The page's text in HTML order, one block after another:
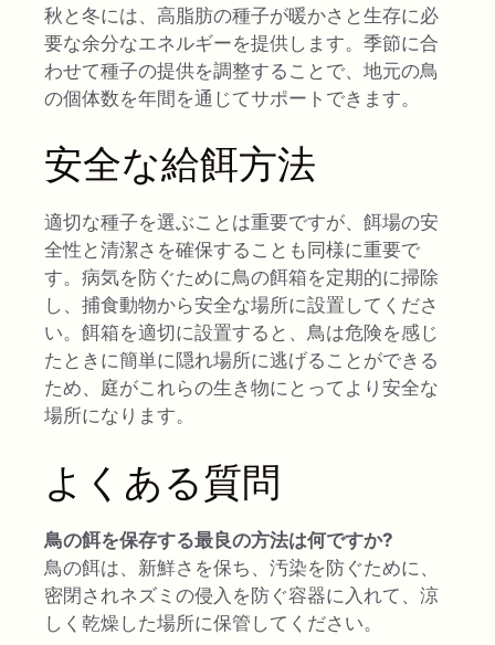
秋と冬には、高脂肪の種子が暖かさと生存に必
要な余分なエネルギーを提供します。季節に合
わせて種子の提供を調整することで、地元の鳥
の個体数を年間を通じてサポートできます。
安全な給餌方法
適切な種子を選ぶことは重要ですが、餌場の安
全性と清潔さを確保することも同様に重要で
す。病気を防ぐために鳥の餌箱を定期的に掃除
し、捕食動物から安全な場所に設置してくださ
い。餌箱を適切に設置すると、鳥は危険を感じ
たときに簡単に隠れ場所に逃げることができる
ため、庭がこれらの生き物にとってより安全な
場所になります。
よくある質問
鳥の餌を保存する最良の方法は何ですか?
鳥の餌は、新鮮さを保ち、汚染を防ぐために、
密閉されネズミの侵入を防ぐ容器に入れて、涼
しく乾燥した場所に保管してください。